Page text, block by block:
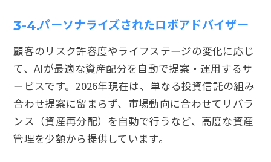
3-4.パーソナライズされたロボアドバイザー
顧客のリスク許容度やライフステージの変化に応じ
て、AIが最適な資産配分を自動で提案・運用するサ
ービスです。2026年現在は、単なる投資信託の組み
合わせ提案に留まらず、市場動向に合わせてリバラ
ンス（資産再分配）を自動で行うなど、高度な資産
管理を少額から提供しています。